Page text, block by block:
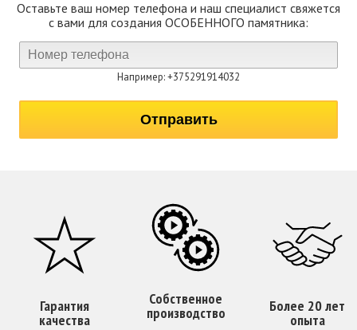
Оставьте ваш номер телефона и наш специалист свяжется
с вами для создания ОСОБЕННОГО памятника:
Например: +375291914032
Гарантия
качества
Собственное
производство Более 20 лет
опыта